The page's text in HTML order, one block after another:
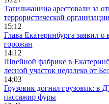
Тагильчанина арестовали за
террористической организации
15:12
Глава Екатеринбурга заявил
горожан
14:12
Швейной фабрике в
лесной участок недалеко от
14:03
Грузовик догнал грузовик: в
пассажир фуры